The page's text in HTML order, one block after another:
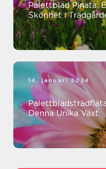
Palettblad Pinata:
Skönhet i
14. januari 2024
Denna Unika Växt